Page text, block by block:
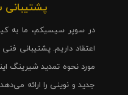
در سوپر سیسیکم، ما به
اعتقاد داریم. پشتیبانی
مورد نحوه تمدید شیرینگ
جدید و نوینی را ارائه